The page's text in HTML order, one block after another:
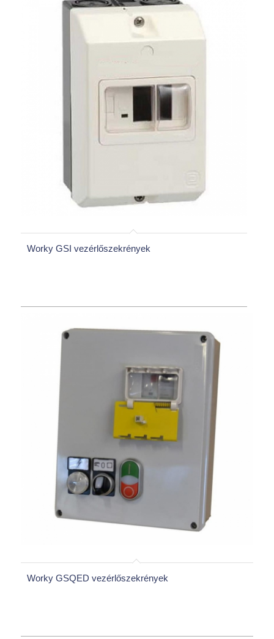
Worky GSI vezérlőszekrények
Worky GSQED vezérlőszekrények